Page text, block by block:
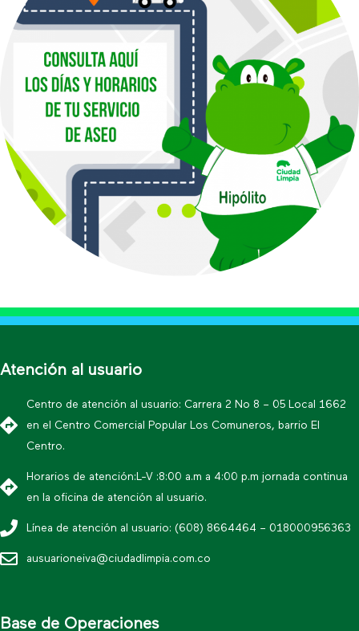
Atención al usuario
Centro de atención al usuario: Carrera 2 No 8 – 05 Local 1662
en el Centro Comercial Popular Los Comuneros, barrio El
Centro.
Horarios de atención:L-V :8:00 a.m a 4:00 p.m jornada continua
en la oficina de atención al usuario.
Línea de atención al usuario: (608) 8664464 – 018000956363
ausuarioneiva@ciudadlimpia.com.co
Base de Operaciones